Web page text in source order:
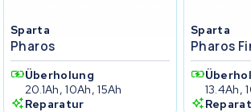
Sparta
Pharos
Überholung
20.1Ah, 10Ah, 15Ah
Reparatur
Sparta
Pharos
13.4Ah,